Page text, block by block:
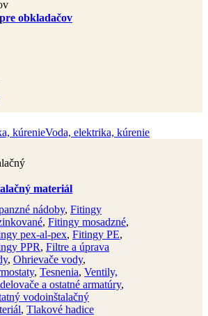
obkladačov
Voda, elektrika, kúrenie
materiál
nádoby, Fitingy
, Fitingy mosadzné,
pex-al-pex, Fitingy PE,
PPR, Filtre a úprava
, Ohrievače vody,
, Tesnenia, Ventily,
a ostatné armatúry,
vodoinštalačný
, Tlakové hadice